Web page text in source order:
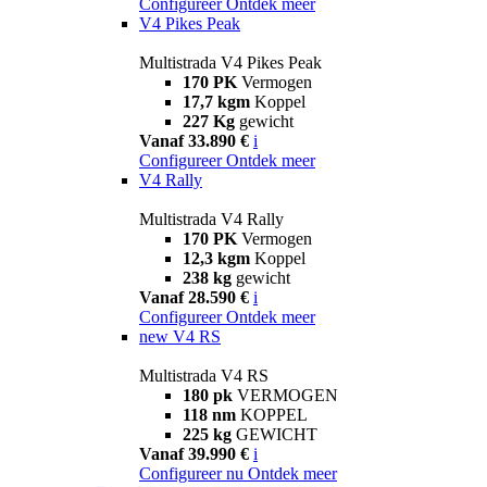
V4 Pikes Peak
Multistrada V4 Pikes Peak
170 PK Vermogen
17,7 kgm Koppel
227 Kg gewicht
Vanaf 33.890 € i
Configureer Ontdek meer
V4 Rally
Multistrada V4 Rally
170 PK Vermogen
12,3 kgm Koppel
238 kg gewicht
Vanaf 28.590 € i
Configureer Ontdek meer
new V4 RS
Multistrada V4 RS
180 pk VERMOGEN
118 nm KOPPEL
225 kg GEWICHT
Vanaf 39.990 € i
Configureer nu Ontdek meer